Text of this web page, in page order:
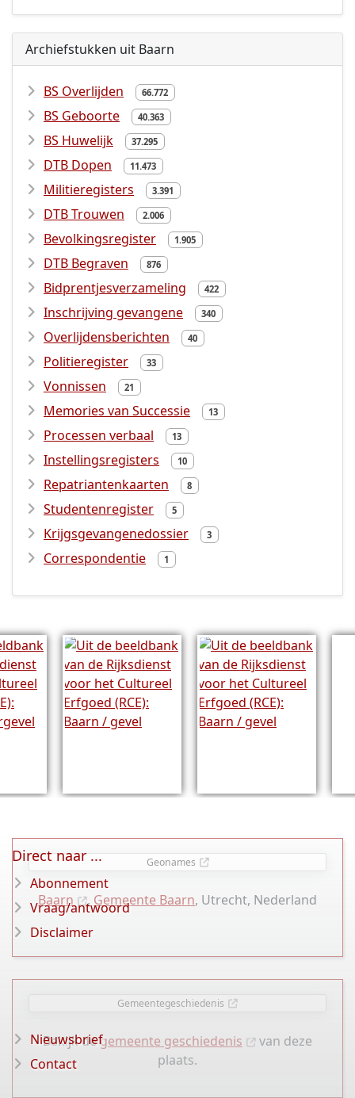
Archiefstukken uit Baarn
BS Overlijden 66.772
BS Geboorte 40.363
BS Huwelijk 37.295
DTB Dopen 11.473
Militieregisters 3.391
DTB Trouwen 2.006
Bevolkingsregister 1.905
DTB Begraven 876
Bidprentjesverzameling 422
Inschrijving gevangene 340
Overlijdensberichten 40
Politieregister 33
Vonnissen 21
Memories van Successie 13
Processen verbaal 13
Instellingsregisters 10
Repatriantenkaarten 8
Studentenregister 5
Krijgsgevangenedossier 3
Correspondentie 1
Geonames
Baarn , Gemeente Baarn, Utrecht, Nederland
Gemeentegeschiedenis
Bekijk degemeente geschiedenis
van deze
plaats.
Direct naar ...
Abonnement
Vraag/antwoord
Disclaimer
Nieuwsbrief
Contact